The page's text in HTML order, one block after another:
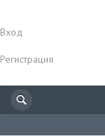
Вход
Регистрация